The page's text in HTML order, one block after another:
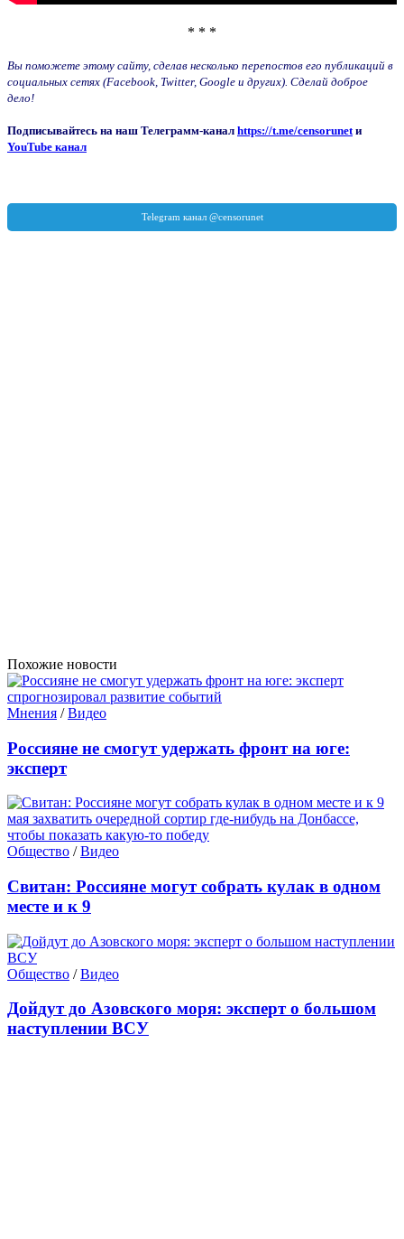
* * *
Вы поможете этому сайту, сделав несколько перепостов его публикаций в
социальных сетях (Facebook, Twitter, Google и других). Сделай доброе
дело!
Подписывайтесь на наш Телеграмм-канал https://t.me/censorunet и
YouTube канал
Похожие новости
Мнения /Видео
Россияне не смогут удержать фронт на юге:
эксперт
Общество /Видео
Свитан: Россияне могут собрать кулак в одном
месте и к 9
Общество /Видео
Дойдут до Азовского моря: эксперт о большом
наступлении ВСУ